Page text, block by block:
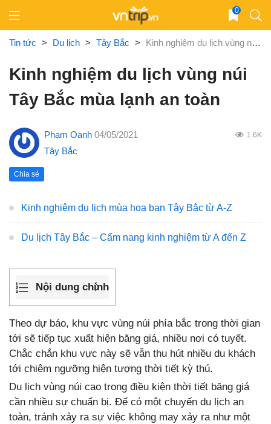
content
0
Tin tức > Du lịch > Tây Bắc > Kinh nghiệm du lịch vùng núi Tây Bắc mùa lạnh an toàn
Kinh nghiệm du lịch vùng núi
Tây Bắc mùa lạnh an toàn
Phạm Oanh 04/05/2021 1.6K
Tây Bắc
Chia sẻ
Kinh nghiệm du lịch mùa hoa ban Tây Bắc từ A-Z
Du lịch Tây Bắc – Cẩm nang kinh nghiệm từ A đến Z
Nội dung chính
Theo dự báo, khu vực vùng núi phía bắc trong thời gian
tới sẽ tiếp tục xuất hiện băng giá, nhiều nơi có tuyết.
Chắc chắn khu vực này sẽ vẫn thu hút nhiều du khách
tới chiêm ngưỡng hiện tượng thời tiết kỳ thú.
Du lịch vùng núi cao trong điều kiện thời tiết băng giá
cần nhiều sự chuẩn bị. Để có một chuyến du lịch an
toàn, tránh xảy ra sự việc không may xảy ra như một